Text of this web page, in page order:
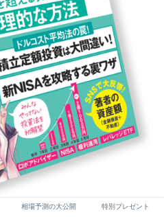
相場予測の大公開 特別プレゼント